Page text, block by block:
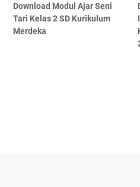
Download Modul Ajar Seni
Tari Kelas 2 SD Kurikulum
Merdeka